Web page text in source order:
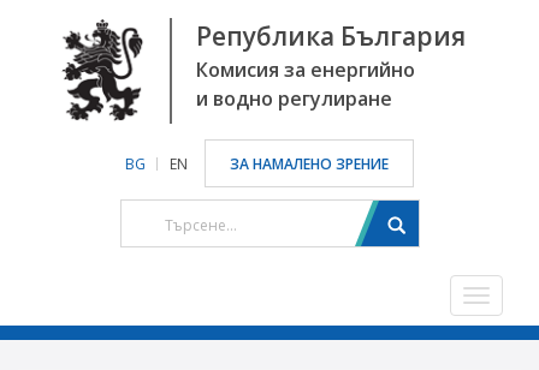
Република България
Комисия за енергийно
и водно регулиране
BG EN ЗА НАМАЛЕНО ЗРЕНИЕ
Toggle